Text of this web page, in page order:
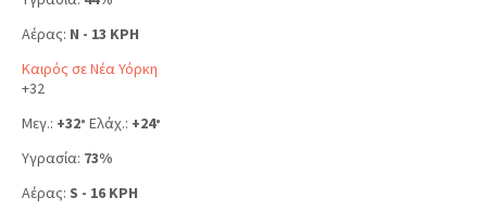
Αέρας: N - 13 KPH
Καιρός σε Νέα Υόρκη
+32
Μεγ.: +32° Ελάχ.: +24°
Υγρασία: 73%
Αέρας: S - 16 KPH